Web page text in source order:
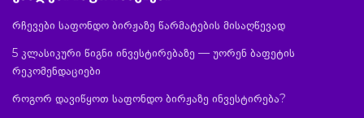
რჩევები საფონდო ბირჟაზე წარმატების მისაღწევად
5 კლასიკური წიგნი ინვესტირებაზე — უორენ ბაფეტის
რეკომენდაციები
როგორ დავიწყოთ საფონდო ბირჟაზე ინვესტირება?